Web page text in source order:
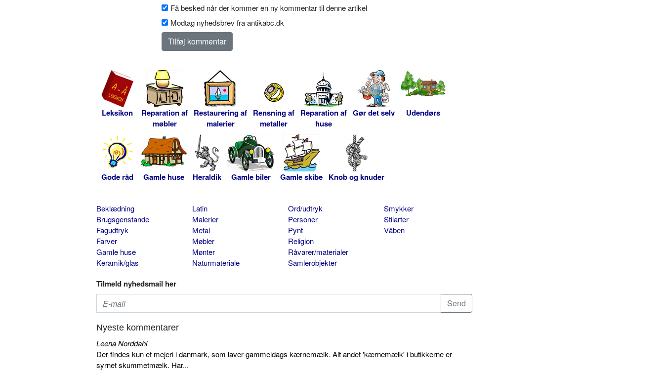
Få besked når der kommer en ny kommentar til denne artikel
Modtag nyhedsbrev fra antikabc.dk
Leksikon
Reparation af
møbler
Restaurering af
malerier
Rensning af
metaller
Reparation af
huse
Gør det selv Udendørs
Gode råd Gamle huse Heraldik Gamle biler Gamle skibe Knob og knuder
Beklædning
Brugsgenstande
Fagudtryk
Farver
Gamle huse
Keramik/glas
Latin
Malerier
Metal
Møbler
Mønter
Naturmateriale
Ord/udtryk
Personer
Pynt
Religion
Råvarer/materialer
Samlerobjekter
Smykker
Stilarter
Våben
Tilmeld nyhedsmail her
Nyeste kommentarer
Leena Norddahl
Der findes kun et mejeri i danmark, som laver gammeldags kærnemælk. Alt andet 'kærnemælk' i butikkerne er
syrnet skummetmælk. Har...